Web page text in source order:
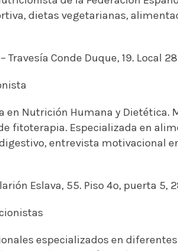
dietas vegetarianas,
Conde Duque, 19. Local
en Nutrición Humana y Dietética.
fitoterapia. Especializada en
entrevista motivacional
Eslava, 55. Piso 4º, puerta 5,
especializados en